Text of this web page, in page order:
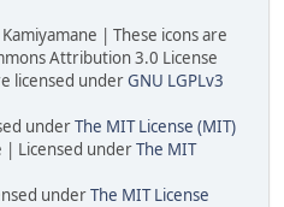
| These icons are
Attribution 3.0 License
licensed underGNU LGPLv3
underThe MIT License (MIT)
| Licensed underThe MIT
underThe MIT License